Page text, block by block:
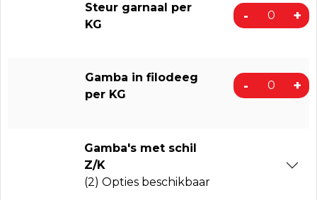
Steur garnaal per
KG
- +
Gamba in filodeeg
per KG
- +
Gamba's met schil
Z/K
(2) Opties beschikbaar